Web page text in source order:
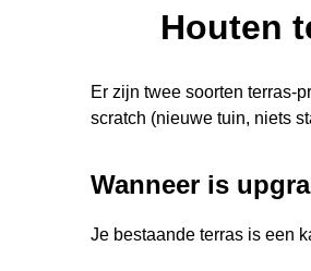
Houten
Er zijn twee soorten terras-
scratch (nieuwe tuin, niets
Wanneer is
Je bestaande terras is een